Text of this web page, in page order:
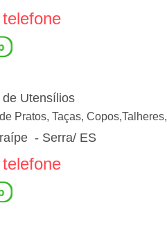
Utensílios
Pratos, Taças,
- Serra/ ES